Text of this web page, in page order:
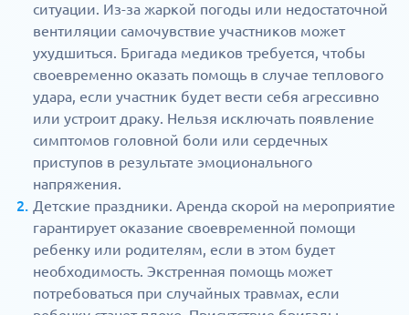
ситуации. Из-за жаркой погоды или недостаточной
вентиляции самочувствие участников может
ухудшиться. Бригада медиков требуется, чтобы
своевременно оказать помощь в случае теплового
удара, если участник будет вести себя агрессивно
или устроит драку. Нельзя исключать появление
симптомов головной боли или сердечных
приступов в результате эмоционального
напряжения.
Детские праздники. Аренда скорой на мероприятие
гарантирует оказание своевременной помощи
ребенку или родителям, если в этом будет
необходимость. Экстренная помощь может
потребоваться при случайных травмах, если